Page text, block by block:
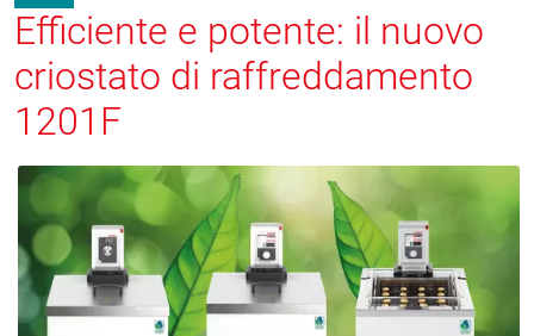
Efficiente e potente: il nuovo
criostato di raffreddamento
1201F